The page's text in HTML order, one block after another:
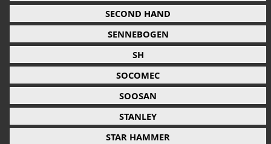
SECOND HAND
SENNEBOGEN
SH
SOCOMEC
SOOSAN
STANLEY
STAR HAMMER